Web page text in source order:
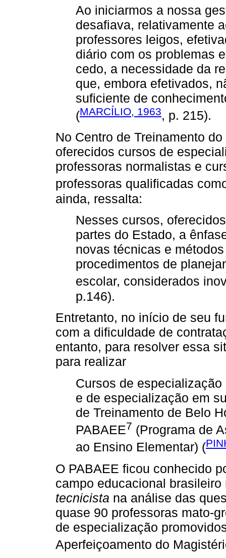
Ao iniciarmos a nossa
desafiava, relativamente
professores leigos,
diário com os problemas
cedo, a necessidade da
que, embora efetivados,
suficiente de
(MARCÍLIO, 1963, p. 215).
No Centro de Treinamento
oferecidos cursos de
professoras normalistas e
professoras qualificadas
ainda, ressalta:
Nesses cursos,
partes do Estado, a
novas técnicas e
procedimentos de
escolar, considerados
p.146).
Entretanto, no início de seu
com a dificuldade de
entanto, para resolver essa
para realizar
Cursos de
e de especialização em
de Treinamento de Belo
PABAEE7 (Programa de
ao Ensino Elementar) (
O PABAEE ficou conhecido
campo educacional
tecnicista na análise das
quase 90 professoras mato-
de especialização
Aperfeiçoamento do